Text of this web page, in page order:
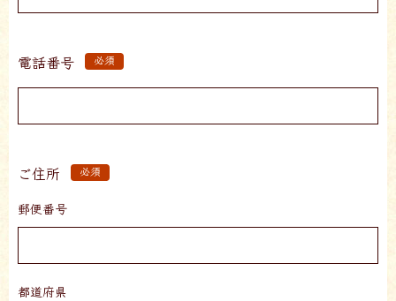
電話番号 必須
ご住所 必須
郵便番号
都道府県